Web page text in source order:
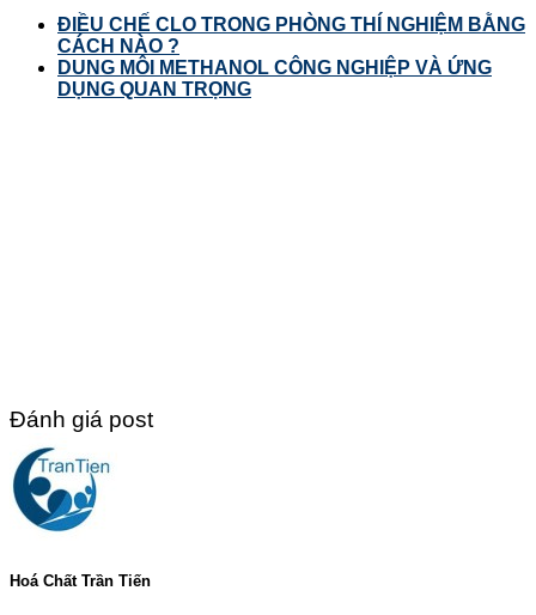
ĐIỀU CHẾ CLO TRONG PHÒNG THÍ NGHIỆM BẰNG
CÁCH NÀO ?
DUNG MÔI METHANOL CÔNG NGHIỆP VÀ ỨNG
DỤNG QUAN TRỌNG
Đánh giá post
Hoá Chất Trần Tiến